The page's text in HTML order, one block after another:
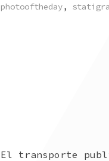
IN
photooftheday,
El transporte